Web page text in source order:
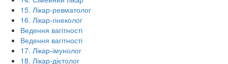
15. Лікар-ревматолог
16. Лікар-гінеколог
Ведення вагітності
Ведення вагітності
17. Лікар-імунолог
18. Лікар-дієтолог